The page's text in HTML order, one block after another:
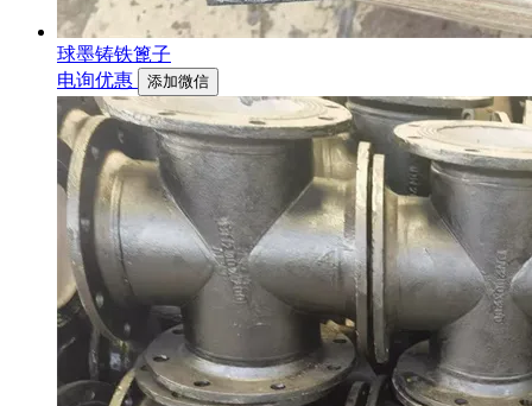
球墨铸铁篦子
电询优惠
添加微信